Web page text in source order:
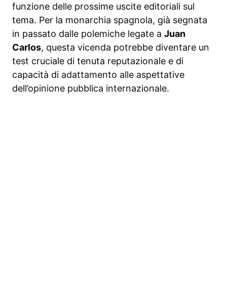
funzione delle prossime uscite editoriali sul
tema. Per la monarchia spagnola, già segnata
in passato dalle polemiche legate a Juan
Carlos, questa vicenda potrebbe diventare un
test cruciale di tenuta reputazionale e di
capacità di adattamento alle aspettative
dell’opinione pubblica internazionale.